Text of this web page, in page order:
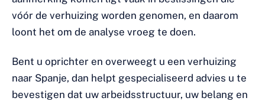
vóór de verhuizing worden genomen, en daarom
loont het om de analyse vroeg te doen.
Bent u oprichter en overweegt u een verhuizing
naar Spanje, dan helpt gespecialiseerd advies u te
bevestigen dat uw arbeidsstructuur, uw belang en